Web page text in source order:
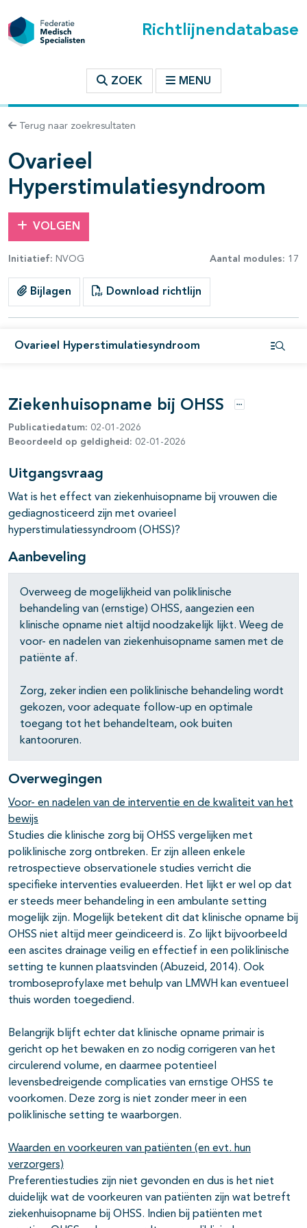
Richtlijnendatabase
ZOEK MENU
Terug naar zoekresultaten
Ovarieel
Hyperstimulatiesyndroom
VOLGEN
Initiatief: NVOG Aantal modules: 17
Bijlagen Download richtlijn
Ovarieel Hyperstimulatiesyndroom
binnen deze richtlijn
Ziekenhuisopname bij OHSS Opties
Publicatiedatum: 02-01-2026
Beoordeeld op geldigheid: 02-01-2026
Uitgangsvraag
Wat is het effect van ziekenhuisopname bij vrouwen die
gediagnosticeerd zijn met ovarieel
hyperstimulatiessyndroom (OHSS)?
Aanbeveling
Overweeg de mogelijkheid van poliklinische
behandeling van (ernstige) OHSS, aangezien een
klinische opname niet altijd noodzakelijk lijkt. Weeg de
voor- en nadelen van ziekenhuisopname samen met de
patiënte af.
Zorg, zeker indien een poliklinische behandeling wordt
gekozen, voor adequate follow-up en optimale
toegang tot het behandelteam, ook buiten
kantooruren.
Overwegingen
Voor- en nadelen van de interventie en de kwaliteit van het
bewijs
Studies die klinische zorg bij OHSS vergelijken met
poliklinische zorg ontbreken. Er zijn alleen enkele
retrospectieve observationele studies verricht die
specifieke interventies evalueerden. Het lijkt er wel op dat
er steeds meer behandeling in een ambulante setting
mogelijk zijn. Mogelijk betekent dit dat klinische opname bij
OHSS niet altijd meer geïndiceerd is. Zo lijkt bijvoorbeeld
een ascites drainage veilig en effectief in een poliklinische
setting te kunnen plaatsvinden (Abuzeid, 2014). Ook
tromboseprofylaxe met behulp van LMWH kan eventueel
thuis worden toegediend.
Belangrijk blijft echter dat klinische opname primair is
gericht op het bewaken en zo nodig corrigeren van het
circulerend volume, en daarmee potentieel
levensbedreigende complicaties van ernstige OHSS te
voorkomen. Deze zorg is niet zonder meer in een
poliklinische setting te waarborgen.
Waarden en voorkeuren van patiënten (en evt. hun
verzorgers)
Preferentiestudies zijn niet gevonden en dus is het niet
duidelijk wat de voorkeuren van patiënten zijn wat betreft
ziekenhuisopname bij OHSS. Indien bij patiënten met